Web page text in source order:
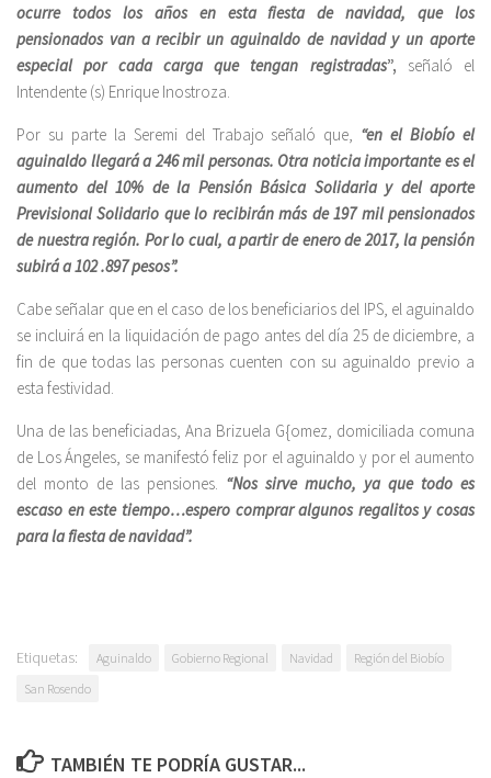
ocurre todos los años en esta fiesta de navidad, que los
pensionados van a recibir un aguinaldo de navidad y un aporte
especial por cada carga que tengan registradas”, señaló el
Intendente (s) Enrique Inostroza.
Por su parte la Seremi del Trabajo señaló que, “en el Biobío el
aguinaldo llegará a 246 mil personas. Otra noticia importante es el
aumento del 10% de la Pensión Básica Solidaria y del aporte
Previsional Solidario que lo recibirán más de 197 mil pensionados
de nuestra región. Por lo cual, a partir de enero de 2017, la pensión
subirá a 102 .897 pesos”.
Cabe señalar que en el caso de los beneficiarios del IPS, el aguinaldo
se incluirá en la liquidación de pago antes del día 25 de diciembre, a
fin de que todas las personas cuenten con su aguinaldo previo a
esta festividad.
Una de las beneficiadas, Ana Brizuela G{omez, domiciliada comuna
de Los Ángeles, se manifestó feliz por el aguinaldo y por el aumento
del monto de las pensiones. “Nos sirve mucho, ya que todo es
escaso en este tiempo…espero comprar algunos regalitos y cosas
para la fiesta de navidad”.
Etiquetas: Aguinaldo Gobierno Regional Navidad
Región del Biobío
San Rosendo
TAMBIÉN TE PODRÍA GUSTAR...